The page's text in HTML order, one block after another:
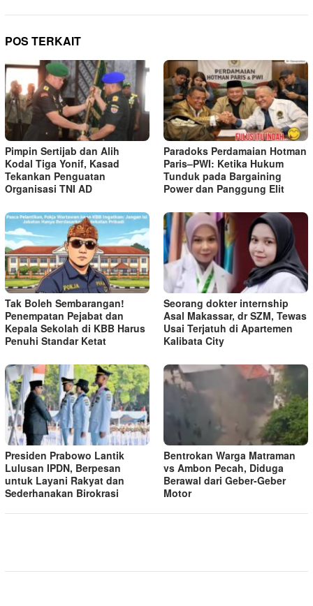
POS TERKAIT
Pimpin Sertijab dan Alih
Kodal Tiga Yonif, Kasad
Tekankan Penguatan
Organisasi TNI AD
Paradoks Perdamaian Hotman
Paris–PWI: Ketika Hukum
Tunduk pada Bargaining
Power dan Panggung Elit
Tak Boleh Sembarangan!
Penempatan Pejabat dan
Kepala Sekolah di KBB Harus
Penuhi Standar Ketat ​
Seorang dokter internship
Asal Makassar, dr SZM, Tewas
Usai Terjatuh di Apartemen
Kalibata City
Presiden Prabowo Lantik
Lulusan IPDN, Berpesan
untuk Layani Rakyat dan
Sederhanakan Birokrasi
Bentrokan Warga Matraman
vs Ambon Pecah, Diduga
Berawal dari Geber-Geber
Motor